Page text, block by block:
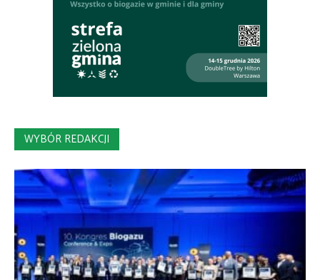
WYBÓR REDAKCJI